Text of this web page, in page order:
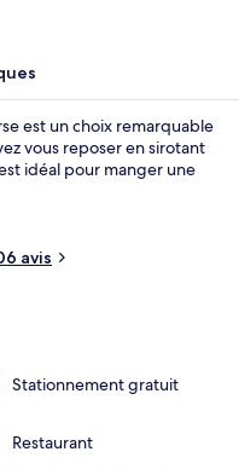
est un choix remarquable
vous reposer en sirotant
idéal pour manger une
avis
Stationnement gratuit
Restaurant